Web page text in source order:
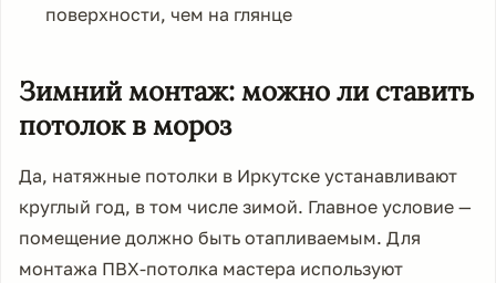
поверхности, чем на глянце
Зимний монтаж: можно ли ставить
потолок в мороз
Да, натяжные потолки в Иркутске устанавливают
круглый год, в том числе зимой. Главное условие —
помещение должно быть отапливаемым. Для
монтажа ПВХ-потолка мастера используют